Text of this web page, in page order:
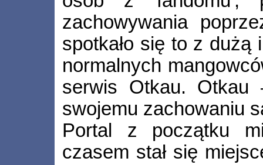
zachowywania
spotkało się to z dużą
normalnych
serwis Otkau.
swojemu zachowaniu
Portal z początku
czasem stał się